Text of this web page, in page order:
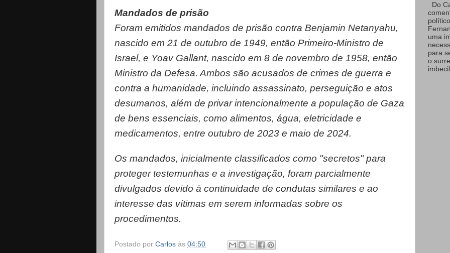
Mandados de prisão
Foram emitidos mandados de prisão contra Benjamin Netanyahu,
nascido em 21 de outubro de 1949, então Primeiro-Ministro de
Israel, e Yoav Gallant, nascido em 8 de novembro de 1958, então
Ministro da Defesa. Ambos são acusados de crimes de guerra e
contra a humanidade, incluindo assassinato, perseguição e atos
desumanos, além de privar intencionalmente a população de Gaza
de bens essenciais, como alimentos, água, eletricidade e
medicamentos, entre outubro de 2023 e maio de 2024.
Os mandados, inicialmente classificados como "secretos" para
proteger testemunhas e a investigação, foram parcialmente
divulgados devido à continuidade de condutas similares e ao
interesse das vítimas em serem informadas sobre os
procedimentos.
Postado por Carlos às 04:50
Do
uma
para
o